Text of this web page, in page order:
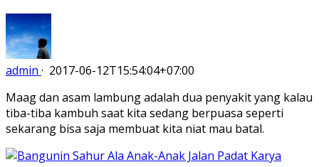
admin · 2017-06-12T15:54:04+07:00
Maag dan asam lambung adalah dua penyakit yang kalau
tiba-tiba kambuh saat kita sedang berpuasa seperti
sekarang bisa saja membuat kita niat mau batal.